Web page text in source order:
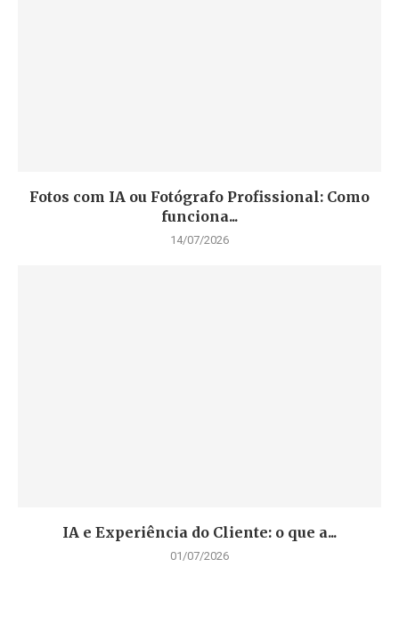
Fotos com IA ou Fotógrafo Profissional: Como
funciona...
14/07/2026
IA e Experiência do Cliente: o que a...
01/07/2026